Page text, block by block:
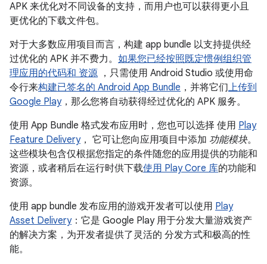
APK 来优化对不同设备的支持，而用户也可以获得更小且
更优化的下载文件包。
对于大多数应用项目而言，构建 app bundle 以支持提供经
过优化的 APK 并不费力。 如果您已经按照既定惯例组织管
理应用的代码和 资源 ，只需使用 Android Studio 或使用命
令行来构建已签名的 Android App Bundle ，并将它们上传到
Google Play，那么您将自动获得经过优化的 APK 服务。
使用 App Bundle 格式发布应用时，您也可以选择 使用 Play
Feature Delivery， 它可让您向应用项目中添加 功能模块。
这些模块包含仅根据您指定的条件随您的应用提供的功能和
资源，或者稍后在运行时供下载使用 Play Core 库的功能和
资源。
使用 app bundle 发布应用的游戏开发者可以使用 Play
Asset Delivery：它是 Google Play 用于分发大量游戏资产
的解决方案，为开发者提供了灵活的 分发方式和极高的性
能。